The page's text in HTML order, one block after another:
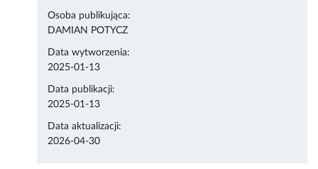
Osoba publikująca:
DAMIAN POTYCZ
Data wytworzenia:
2025-01-13
Data publikacji:
2025-01-13
Data aktualizacji:
2026-04-30